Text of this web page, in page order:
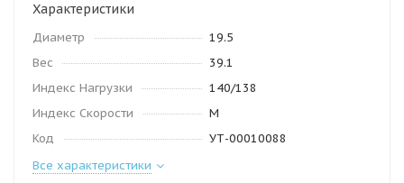
Характеристики
Диаметр
19.5
Вес
39.1
Индекс Нагрузки
140/138
Индекс Скорости
M
Код
УТ-00010088
Все характеристики